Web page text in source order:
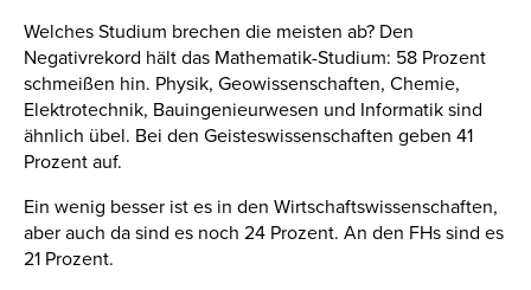
Welches Studium brechen die meisten ab? Den
Negativrekord hält das Mathematik-Studium: 58 Prozent
schmeißen hin. Physik, Geowissenschaften, Chemie,
Elektrotechnik, Bauingenieurwesen und Informatik sind
ähnlich übel. Bei den Geisteswissenschaften geben 41
Prozent auf.
Ein wenig besser ist es in den Wirtschaftswissenschaften,
aber auch da sind es noch 24 Prozent. An den FHs sind es
21 Prozent.